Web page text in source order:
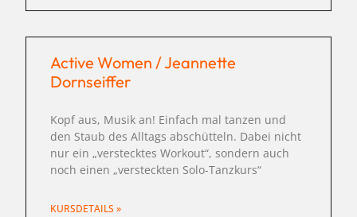
Active Women / Jeannette
Dornseiffer
Kopf aus, Musik an! Einfach mal tanzen und
den Staub des Alltags abschütteln. Dabei nicht
nur ein „verstecktes Workout“, sondern auch
noch einen „versteckten Solo-Tanzkurs“
KURSDETAILS »